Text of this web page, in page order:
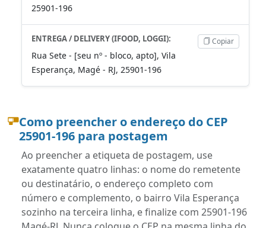
25901-196
ENTREGA / DELIVERY (IFOOD, LOGGI):
Rua Sete - [seu nº - bloco, apto], Vila
Esperança, Magé - RJ, 25901-196
Copiar
Como preencher o endereço do CEP
25901-196 para postagem
Ao preencher a etiqueta de postagem, use
exatamente quatro linhas: o nome do remetente
ou destinatário, o endereço completo com
número e complemento, o bairro Vila Esperança
sozinho na terceira linha, e finalize com 25901-196